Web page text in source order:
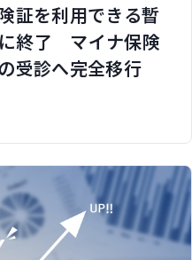
証を利用できる暫
終了 マイナ保険
受診へ完全移行